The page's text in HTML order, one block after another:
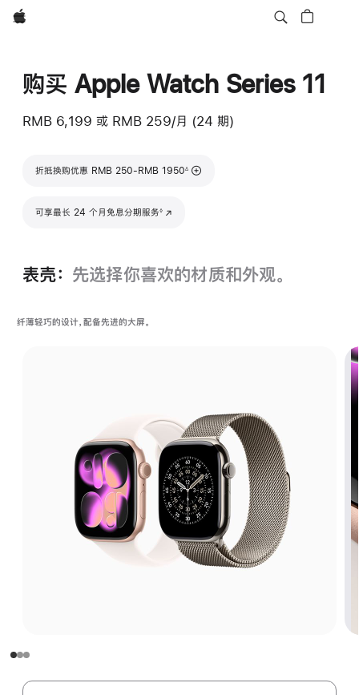
Apple
购买 Apple Watch Series 11
RMB 6,199 或 RMB 259/月 (24 期)
折抵换购优惠 RMB 250-RMB 1950
脚注
∆
可享最长 24 个月免息分期服务◊
(在新窗口中打开)
表壳： 先选择你喜欢的材质和外观。
纤薄轻巧的设计，配备先进的大屏。